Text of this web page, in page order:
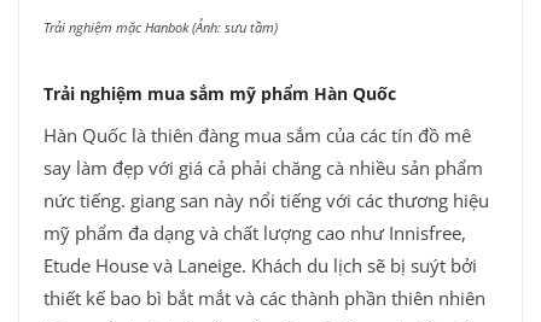
Trải nghiệm mặc Hanbok (Ảnh: sưu tầm)
Trải nghiệm mua sắm mỹ phẩm Hàn Quốc
Hàn Quốc là thiên đàng mua sắm của các tín đồ mê
say làm đẹp với giá cả phải chăng cà nhiều sản phẩm
nức tiếng. giang san này nổi tiếng với các thương hiệu
mỹ phẩm đa dạng và chất lượng cao như Innisfree,
Etude House và Laneige. Khách du lịch sẽ bị suýt bởi
thiết kế bao bì bắt mắt và các thành phần thiên nhiên